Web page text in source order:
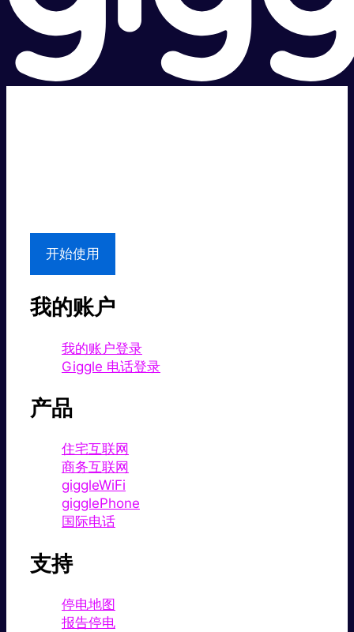
开始使用
我的账户
我的账户登录
Giggle 电话登录
产品
住宅互联网
商务互联网
giggleWiFi
gigglePhone
国际电话
支持
停电地图
报告停电